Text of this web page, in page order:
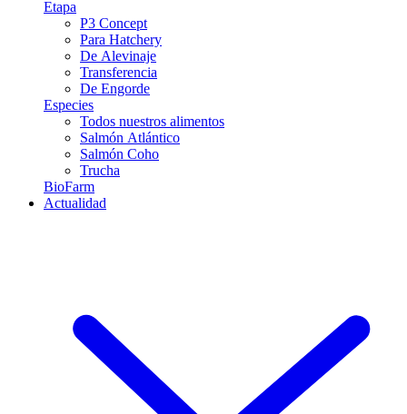
Etapa
P3 Concept
Para Hatchery
De Alevinaje
Transferencia
De Engorde
Especies
Todos nuestros alimentos
Salmón Atlántico
Salmón Coho
Trucha
BioFarm
Actualidad